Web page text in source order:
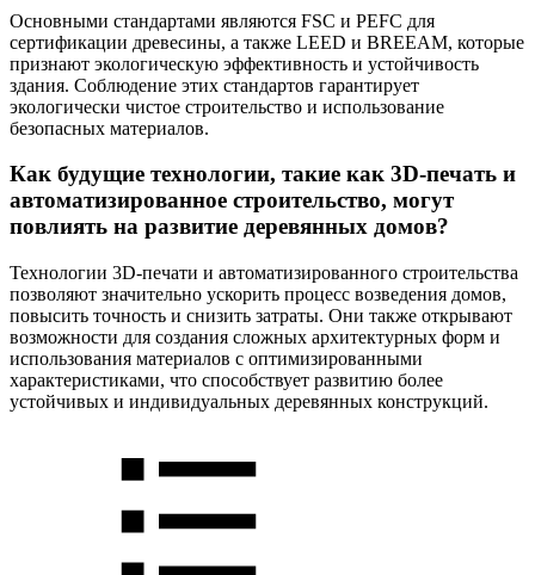
Основными стандартами являются FSC и PEFC для
сертификации древесины, а также LEED и BREEAM, которые
признают экологическую эффективность и устойчивость
здания. Соблюдение этих стандартов гарантирует
экологически чистое строительство и использование
безопасных материалов.
Как будущие технологии, такие как 3D-печать и
автоматизированное строительство, могут
повлиять на развитие деревянных домов?
Технологии 3D-печати и автоматизированного строительства
позволяют значительно ускорить процесс возведения домов,
повысить точность и снизить затраты. Они также открывают
возможности для создания сложных архитектурных форм и
использования материалов с оптимизированными
характеристиками, что способствует развитию более
устойчивых и индивидуальных деревянных конструкций.